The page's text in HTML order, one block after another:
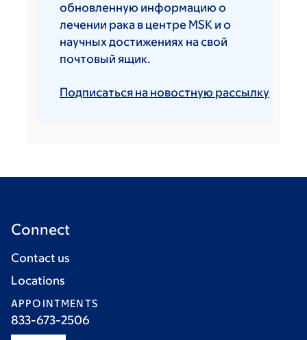
обновленную информацию о
лечении рака в центре MSK и о
научных достижениях на свой
почтовый ящик.
Подписаться на новостную рассылку
Connect
Contact us
Locations
APPOINTMENTS
833-673-2506